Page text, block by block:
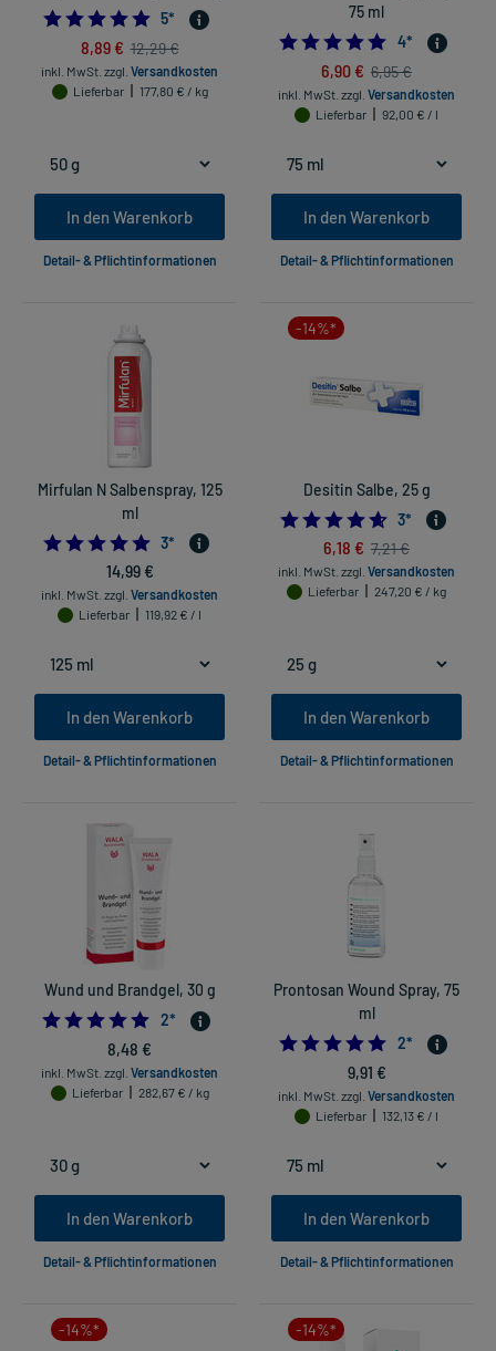
5.0
5*
8,89 € 12,29 €
inkl. MwSt. zzgl. Versandkosten
Lieferbar
177,80 € / kg
In den Warenkorb
Detail- & Pflichtinformationen
75 ml
4.75
4*
6,90 € 6,95 €
inkl. MwSt. zzgl. Versandkosten
Lieferbar
92,00 € / l
In den Warenkorb
Detail- & Pflichtinformationen
Mirfulan N Salbenspray, 125
ml
5.0
3*
14,99 €
inkl. MwSt. zzgl. Versandkosten
Lieferbar
119,92 € / l
In den Warenkorb
Detail- & Pflichtinformationen
-14%*
Desitin Salbe, 25 g
3*
6,18 € 7,21 €
inkl. MwSt. zzgl. Versandkosten
Lieferbar
247,20 € / kg
In den Warenkorb
Detail- & Pflichtinformationen
Wund und Brandgel, 30 g
5.0
2*
8,48 €
inkl. MwSt. zzgl. Versandkosten
Lieferbar
282,67 € / kg
In den Warenkorb
Detail- & Pflichtinformationen
Prontosan Wound Spray, 75
ml
5.0
2*
9,91 €
inkl. MwSt. zzgl. Versandkosten
Lieferbar
132,13 € / l
In den Warenkorb
Detail- & Pflichtinformationen
-14%* -14%*